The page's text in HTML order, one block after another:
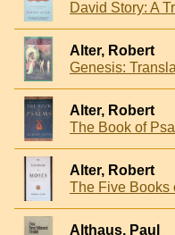
Alter, Robert
Alter, Robert
Alter, Robert
Althaus, Paul